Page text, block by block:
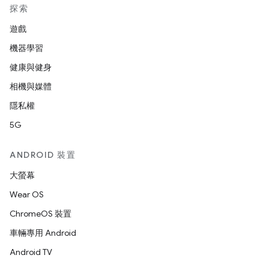
探索
遊戲
機器學習
健康與健身
相機與媒體
隱私權
5G
ANDROID 裝置
大螢幕
Wear OS
ChromeOS 裝置
車輛專用 Android
Android TV